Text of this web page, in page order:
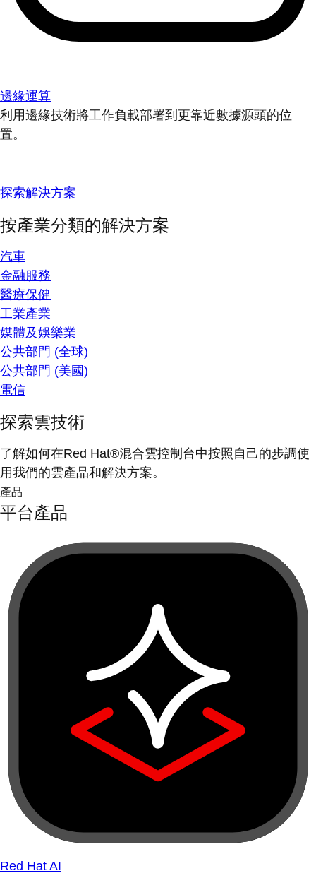
邊緣運算
利用邊緣技術將工作負載部署到更靠近數據源頭的位
置。
探索解決方案
按產業分類的解決方案
汽車
金融服務
醫療保健
工業產業
媒體及娛樂業
公共部門 (全球)
公共部門 (美國)
電信
探索雲技術
了解如何在Red Hat®混合雲控制台中按照自己的步調使
用我們的雲產品和解決方案。
產品
平台產品
Red Hat AI